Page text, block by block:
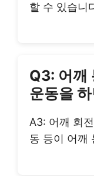
할 수 있습니
Q3: 어깨
운동을
A3: 어깨 회
동 등이 어깨